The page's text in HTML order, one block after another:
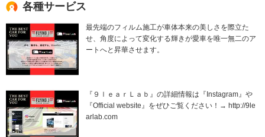
各種サービス
最先端のフィルム施工が車体本来の美しさを際立た
せ、角度によって変化する輝きが愛車を唯一無二のア
ートへと昇華させます。
『９ｌｅａｒＬａｂ』の詳細情報は『Instagram』や
『Official website』をぜひご覧ください！→ http://9le
arlab.com